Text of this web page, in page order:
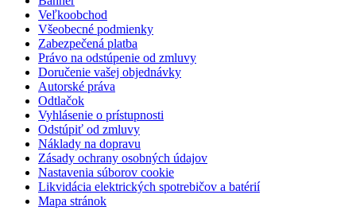
Veľkoobchod
Všeobecné podmienky
Zabezpečená platba
Právo na odstúpenie od zmluvy
Doručenie vašej objednávky
Autorské práva
Odtlačok
Vyhlásenie o prístupnosti
Odstúpiť od zmluvy
Náklady na dopravu
Zásady ochrany osobných údajov
Nastavenia súborov cookie
Likvidácia elektrických spotrebičov a batérií
Mapa stránok